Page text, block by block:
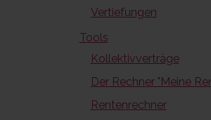
Vertiefungen
Tools
Kollektivverträge
Der Rechner "Meine
Rentenrechner